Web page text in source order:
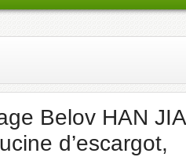
Belov HAN JIA
d’escargot,